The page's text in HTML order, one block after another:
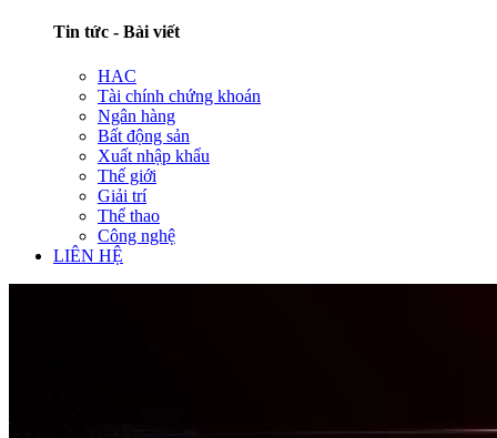
Tin tức - Bài viết
HAC
Tài chính chứng khoán
Ngân hàng
Bất động sản
Xuất nhập khẩu
Thế giới
Giải trí
Thể thao
Công nghệ
LIÊN HỆ